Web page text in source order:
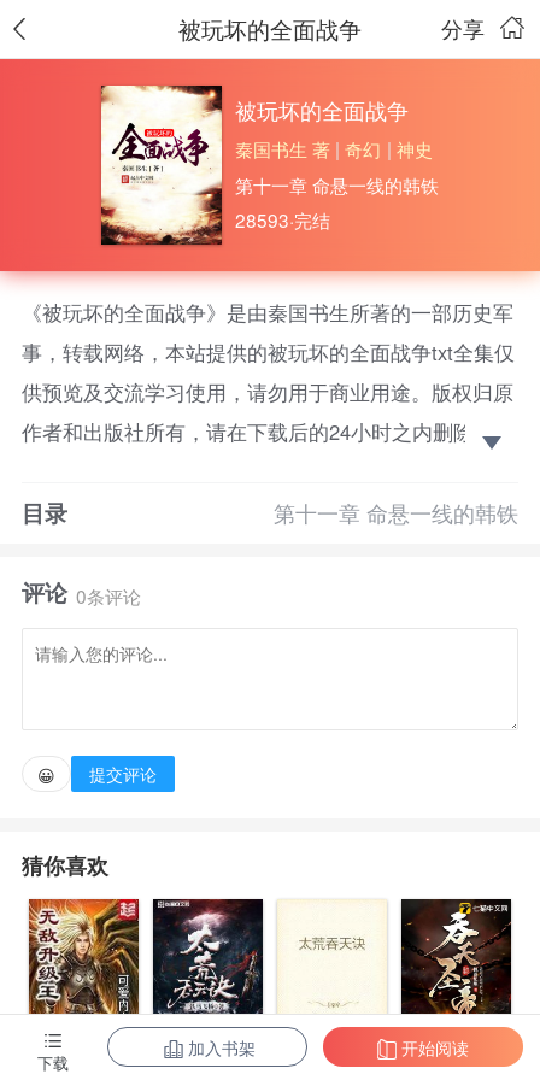
分享
被玩坏的全面战争
被玩坏的全面战争
秦国书生 著 |奇幻 | 神史
第十一章 命悬一线的韩铁
28593·完结
《被玩坏的全面战争》是由秦国书生所著的一部历史军
事，转载网络，本站提供的被玩坏的全面战争txt全集仅
供预览及交流学习使用，请勿用于商业用途。版权归原
作者和出版社所有，请在下载后的24小时之内删除，如
明朝末年，流寇四起，鞑虏寇边，曾经的强大帝国已
这个世界，穿越到了一名难民的身上，小川看着自己面
前的全面战争系统笑了。 “满洲重步满万不可敌?来我
的九星黄巾军教你做人” “孔有德火器犀利？神龙火铳
家”qq群561552813喜欢玩全战的来吧
目录 第十一章 命悬一线的韩铁
评论 0条评论
😀 提交评论
猜你喜欢
无敌升级王
柳无邪和徐凌
太荒吞天诀
吞天圣帝
下载
加入书架 开始阅读